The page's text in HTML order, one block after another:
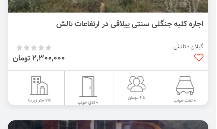
اجاره کلبه جنگلی سنتی ییلاقی در ارتفاعات تالش
گیلان - تالش
2,300,000 تومان
0 تخت خواب تا 6 مهمان
0 اتاق خواب 75 متر زیربنا